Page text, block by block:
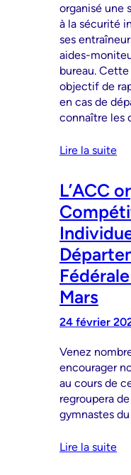
organisé une
à la sécurité
ses
aides-
bureau.
objectif de
en cas de
connaître les
Lire la suite
L’ACC
Mars
24 février
Venez
encourager
au cours de
regroupera
gymnastes
Lire la suite